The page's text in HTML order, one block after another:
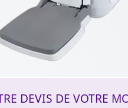
DEVIS DE VOTRE